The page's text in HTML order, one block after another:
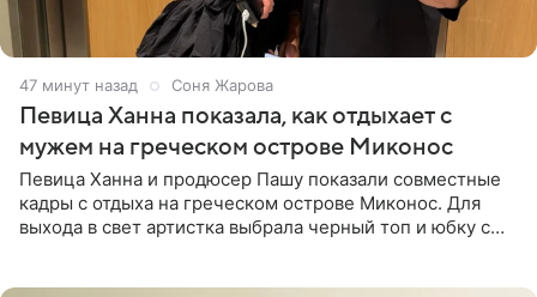
47 минут назад Соня Жарова
Певица Ханна показала, как отдыхает с
мужем на греческом острове Миконос
Певица Ханна и продюсер Пашу показали совместные
кадры с отдыха на греческом острове Миконос. Для
выхода в свет артистка выбрала черный топ и юбку с